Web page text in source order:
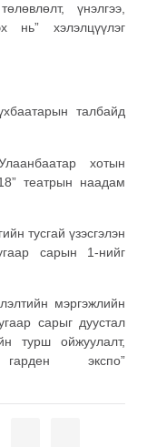
үнэлгээ,
нь” хэлэлцүүлэг
талбайд
хотын
театрын наадам
тусгай үзэсгэлэн
сарын 1-нийг
мэргэжлийн
сарыг дуустал
турш ойжуулалт,
гарден экспо”